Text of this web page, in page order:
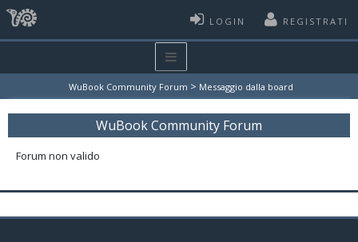
LOGIN REGISTRATI
WuBook Community Forum > Messaggio dalla board
WuBook Community Forum
Forum non valido